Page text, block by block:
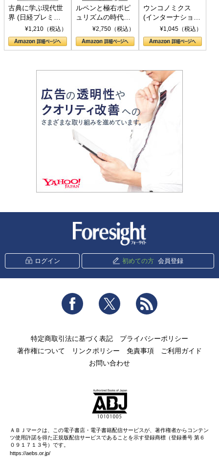
古典に学ぶ現代世
界 (日経プレミア
シリーズ)¥1,210（税込）
ルペンと極右ポピ
ュリズムの時代：
〈ヤヌス〉の二つ
の顔
¥2,750（税込）
ウンコノミクス
(インターナショナ
ル新書)¥1,045（税込）
ログイン 初めての方 会員登録
Facebook Twitter
特定商取引法に基づく表記
プライバシーポリシー
著作権について
リンクポリシー 免責事項
ご利用ガイド
お問い合わせ
ＡＢＪマークは、この電子書店・電子書籍配信サービスが、著作権者からコンテン
ツ使用許諾を得た正規版配信サービスであることを示す登録商標（登録番号 第６
０９１７１３号）です。
https://aebs.or.jp/